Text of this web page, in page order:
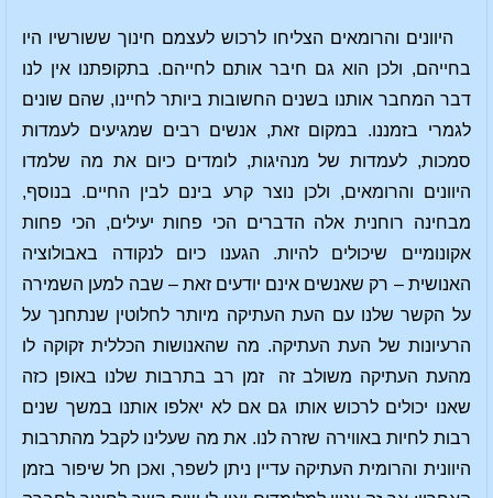
היוונים והרומאים הצליחו לרכוש לעצמם חינוך ששורשיו היו
בחייהם, ולכן הוא גם חיבר אותם לחייהם. בתקופתנו אין לנו
דבר המחבר אותנו בשנים החשובות ביותר לחיינו, שהם שונים
לגמרי בזמננו. במקום זאת, אנשים רבים שמגיעים לעמדות
סמכות, לעמדות של מנהיגות, לומדים כיום את מה שלמדו
היוונים והרומאים, ולכן נוצר קרע בינם לבין החיים. בנוסף,
מבחינה רוחנית אלה הדברים הכי פחות יעילים, הכי פחות
אקונומיים שיכולים להיות. הגענו כיום לנקודה באבולוציה
האנושית – רק שאנשים אינם יודעים זאת – שבה למען השמירה
על הקשר שלנו עם העת העתיקה מיותר לחלוטין שנתחנך על
הרעיונות של העת העתיקה. מה שהאנושות הכללית זקוקה לו
מהעת העתיקה משולב זה זמן רב בתרבות שלנו באופן כזה
שאנו יכולים לרכוש אותו גם אם לא יאלפו אותנו במשך שנים
רבות לחיות באווירה שזרה לנו. את מה שעלינו לקבל מהתרבות
היוונית והרומית העתיקה עדיין ניתן לשפר, ואכן חל שיפור בזמן